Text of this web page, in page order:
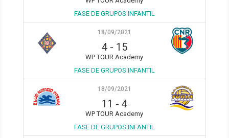
FASE DE GRUPOS INFANTIL
18/09/2021
4- 15
WP TOUR Academy
FASE DE GRUPOS INFANTIL
18/09/2021
11 - 4
WP TOUR Academy
FASE DE GRUPOS INFANTIL